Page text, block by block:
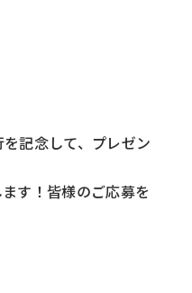
記念して、プレゼン
す！皆様のご応募を